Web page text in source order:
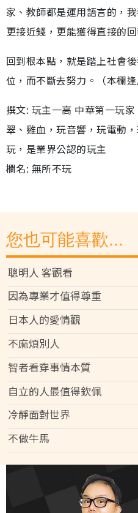
家、教師都是運用語言的，
更接近錢，更能獲得直接的
回到根本點，就是踏上社會
位，而不斷去努力。（本欄逢
撰文: 玩主一高 中華第一玩
翠、雞血，玩音響，玩電動
玩，是業界公認的玩主
欄名: 無所不玩
您也可能喜歡...
聰明人 客觀看
因為專業才值得尊重
日本人的愛情觀
不麻煩別人
智者看穿事情本質
自立的人最值得欽佩
冷靜面對世界
不做牛馬